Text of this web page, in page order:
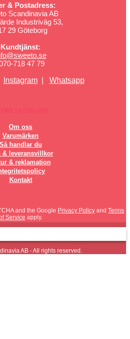
& Postadress:
Scandinavia AB
Industriväg 53,
29 Göteborg
Kundtjänst:
718 47 79
Instagram| Whatsapp
Om oss
Varumärken
Så handlar du
& leveransvillkor
& reklamation
Kontakt
and the Google Privacy Policy and Terms
Service apply.
AB - All rights reserved.